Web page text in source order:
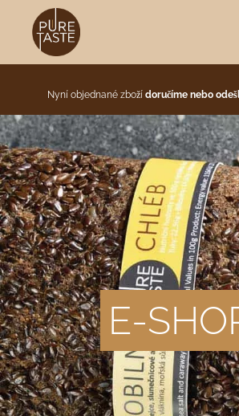
Nyní objednané zboží doručíme nebo
E-